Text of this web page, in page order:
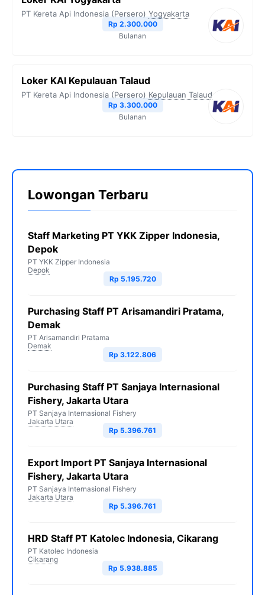
PT Kereta Api Indonesia (Persero) Yogyakarta
Rp 2.300.000
Bulanan
Loker KAI Kepulauan Talaud
PT Kereta Api Indonesia (Persero) Kepulauan Talaud
Rp 3.300.000
Bulanan
Lowongan Terbaru
Staff Marketing PT YKK Zipper Indonesia,
Depok
PT YKK Zipper Indonesia
Depok
Rp 5.195.720
Purchasing Staff PT Arisamandiri Pratama,
Demak
PT Arisamandiri Pratama
Demak
Rp 3.122.806
Purchasing Staff PT Sanjaya Internasional
Fishery, Jakarta Utara
PT Sanjaya Internasional Fishery
Jakarta Utara
Rp 5.396.761
Export Import PT Sanjaya Internasional
Fishery, Jakarta Utara
PT Sanjaya Internasional Fishery
Jakarta Utara
Rp 5.396.761
HRD Staff PT Katolec Indonesia, Cikarang
PT Katolec Indonesia
Cikarang
Rp 5.938.885